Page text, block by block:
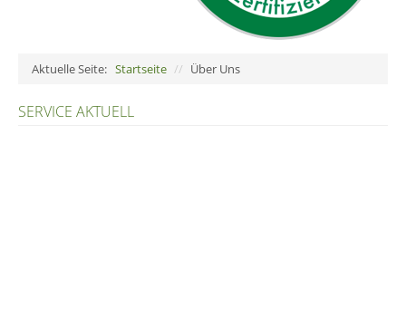
Aktuelle Seite: Startseite // Über Uns
SERVICE AKTUELL